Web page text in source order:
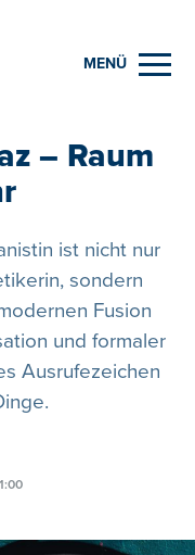
MENÜ
– Raum
ist nicht nur
sondern
Fusion
und formaler
Ausrufezeichen